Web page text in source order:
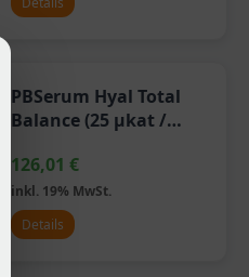
PBSerum Hyal Total
Balance (25 µkat /
126,01 €
inkl. 19% MwSt.
Details